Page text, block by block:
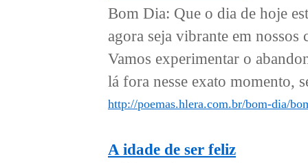
Bom Dia: Que o dia de hoje
agora seja vibrante em nossos
Vamos experimentar o
lá fora nesse exato momento,
http://poemas.hlera.com.br/bom-dia/
A idade de ser feliz